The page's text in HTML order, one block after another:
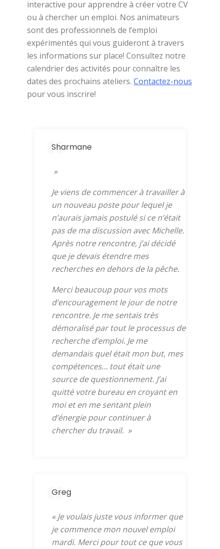
interactive pour apprendre à créer votre CV
ou à chercher un emploi. Nos animateurs
sont des professionnels de l’emploi
expérimentés qui vous guideront à travers
les informations sur place! Consultez notre
calendrier des activités pour connaître les
dates des prochains ateliers. Contactez-nous
pour vous inscrire!
Sharmane
»
Je viens de commencer à travailler à
un nouveau poste pour lequel je
n’aurais jamais postulé si ce n’était
pas de ma discussion avec Michelle.
Après notre rencontre, j’ai décidé
que je devais étendre mes
recherches en dehors de la pêche.
Merci beaucoup pour vos mots
d’encouragement le jour de notre
rencontre. Je me sentais très
démoralisé par tout le processus de
recherche d’emploi. Je me
demandais quel était mon but, mes
compétences… tout était une
source de questionnement. J’ai
quitté votre bureau en croyant en
moi et en me sentant plein
d’énergie pour continuer à
chercher du travail. »
Greg
«Je voulais juste vous informer que
je commence mon nouvel emploi
mardi. Merci pour tout ce que vous